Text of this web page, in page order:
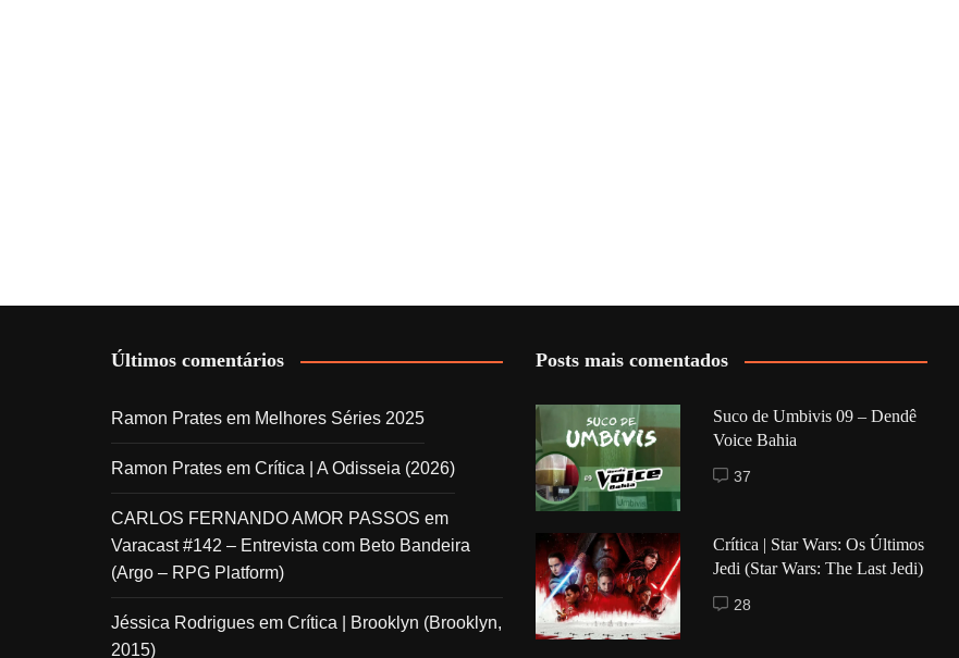
Últimos comentários
Ramon Prates em Melhores Séries 2025
Ramon Prates em Crítica | A Odisseia (2026)
CARLOS FERNANDO AMOR PASSOS em
Varacast #142 – Entrevista com Beto Bandeira
(Argo – RPG Platform)
Jéssica Rodrigues em Crítica | Brooklyn (Brooklyn,
2015)
Posts mais comentados
Suco de Umbivis 09 – Dendê
Voice Bahia
37
Crítica | Star Wars: Os Últimos
Jedi (Star Wars: The Last Jedi)
28